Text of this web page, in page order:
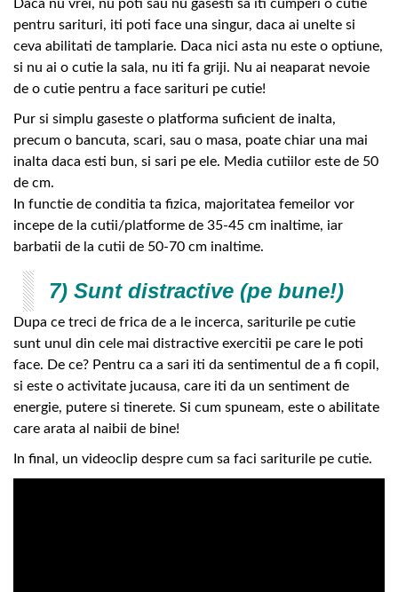
Daca nu vrei, nu poti sau nu gasesti sa iti cumperi o cutie
pentru sarituri, iti poti face una singur, daca ai unelte si
ceva abilitati de tamplarie. Daca nici asta nu este o optiune,
si nu ai o cutie la sala, nu iti fa griji. Nu ai neaparat nevoie
de o cutie pentru a face sarituri pe cutie!
Pur si simplu gaseste o platforma suficient de inalta,
precum o bancuta, scari, sau o masa, poate chiar una mai
inalta daca esti bun, si sari pe ele. Media cutiilor este de 50
de cm.
In functie de conditia ta fizica, majoritatea femeilor vor
incepe de la cutii/platforme de 35-45 cm inaltime, iar
barbatii de la cutii de 50-70 cm inaltime.
7) Sunt distractive (pe bune!)
Dupa ce treci de frica de a le incerca, sariturile pe cutie
sunt unul din cele mai distractive exercitii pe care le poti
face. De ce? Pentru ca a sari iti da sentimentul de a fi copil,
si este o activitate jucausa, care iti da un sentiment de
energie, putere si tinerete. Si cum spuneam, este o abilitate
care arata al naibii de bine!
In final, un videoclip despre cum sa faci sariturile pe cutie.